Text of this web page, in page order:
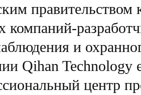
правительством
компаний-
и
Qihan
центр